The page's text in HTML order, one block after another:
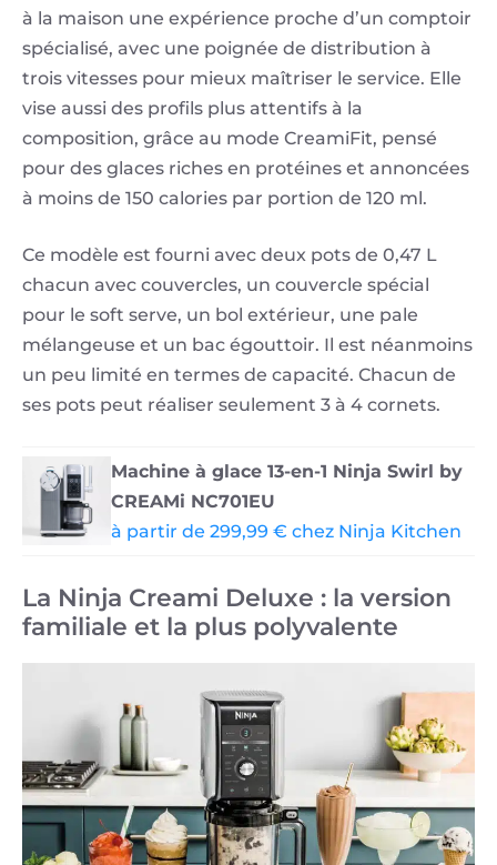
à la maison une expérience proche d’un comptoir
spécialisé, avec une poignée de distribution à
trois vitesses pour mieux maîtriser le service. Elle
vise aussi des profils plus attentifs à la
composition, grâce au mode CreamiFit, pensé
pour des glaces riches en protéines et annoncées
à moins de 150 calories par portion de 120 ml.
Ce modèle est fourni avec deux pots de 0,47 L
chacun avec couvercles, un couvercle spécial
pour le soft serve, un bol extérieur, une pale
mélangeuse et un bac égouttoir. Il est néanmoins
un peu limité en termes de capacité. Chacun de
ses pots peut réaliser seulement 3 à 4 cornets.
Machine à glace 13-en-1 Ninja Swirl by
CREAMi NC701EU
à partir de 299,99 € chez Ninja Kitchen
La Ninja Creami Deluxe : la version
familiale et la plus polyvalente